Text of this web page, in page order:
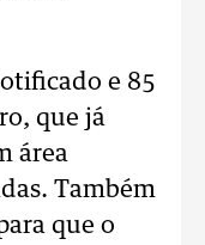
e 85
que já
área
Também
que o